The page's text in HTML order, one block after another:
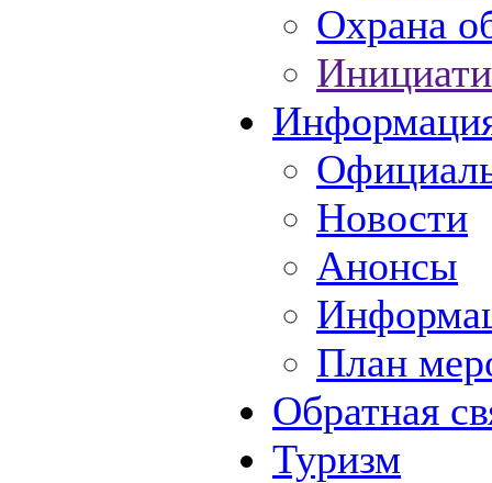
Охрана
Новости
Анонсы
План
Обратная
Туризм